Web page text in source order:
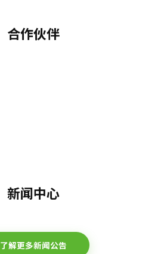
合作伙伴
新闻中心
了解更多新闻公告